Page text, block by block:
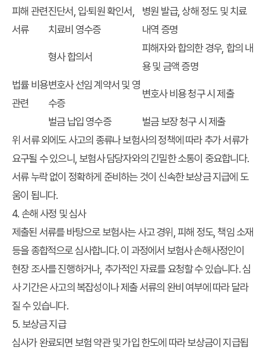
피해 관련
서류
진단서, 입·퇴원 확인서,
치료비 영수증
병원 발급, 상해 정도 및 치료
내역 증명
형사 합의서
피해자와 합의한 경우, 합의 내
용 및 금액 증명
법률 비용
관련
변호사 선임 계약서 및 영
수증
변호사 비용 청구 시 제출
벌금 납입 영수증
벌금 보장 청구 시 제출
위 서류 외에도 사고의 종류나 보험사의 정책에 따라 추가 서류가
요구될 수 있으니, 보험사 담당자와의 긴밀한 소통이 중요합니다.
서류 누락 없이 정확하게 준비하는 것이 신속한 보상금 지급에 도
움이 됩니다.
4. 손해 사정 및 심사
제출된 서류를 바탕으로 보험사는 사고 경위, 피해 정도, 책임 소재
등을 종합적으로 심사합니다. 이 과정에서 보험사 손해사정인이
현장 조사를 진행하거나, 추가적인 자료를 요청할 수 있습니다. 심
사 기간은 사고의 복잡성이나 제출 서류의 완비 여부에 따라 달라
질 수 있습니다.
5. 보상금 지급
심사가 완료되면 보험 약관 및 가입 한도에 따라 보상금이 지급됩